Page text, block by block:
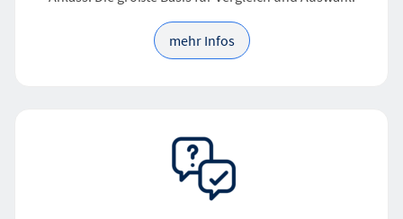
mehr Infos